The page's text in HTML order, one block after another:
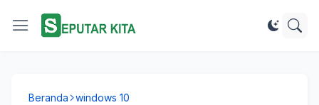
Beranda windows 10